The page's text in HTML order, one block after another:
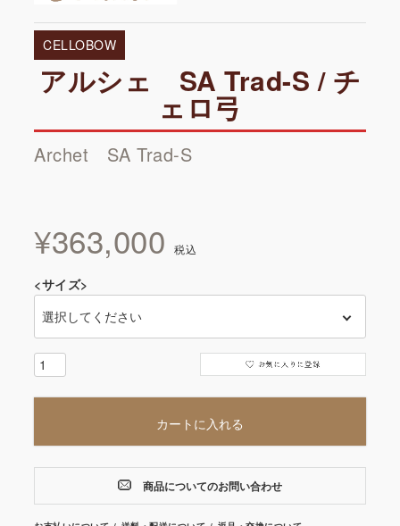
CELLOBOW
アルシェ SA Trad-S / チ
ェロ弓
Archet SA Trad-S
¥363,000 税込
<サイズ>
カートに入れる
商品についてのお問い合わせ